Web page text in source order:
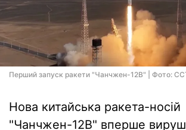
Перший запуск ракети "Чанчжен-12B" | Фото:
Нова китайська ракета-носій
"Чанчжен-12B" вперше